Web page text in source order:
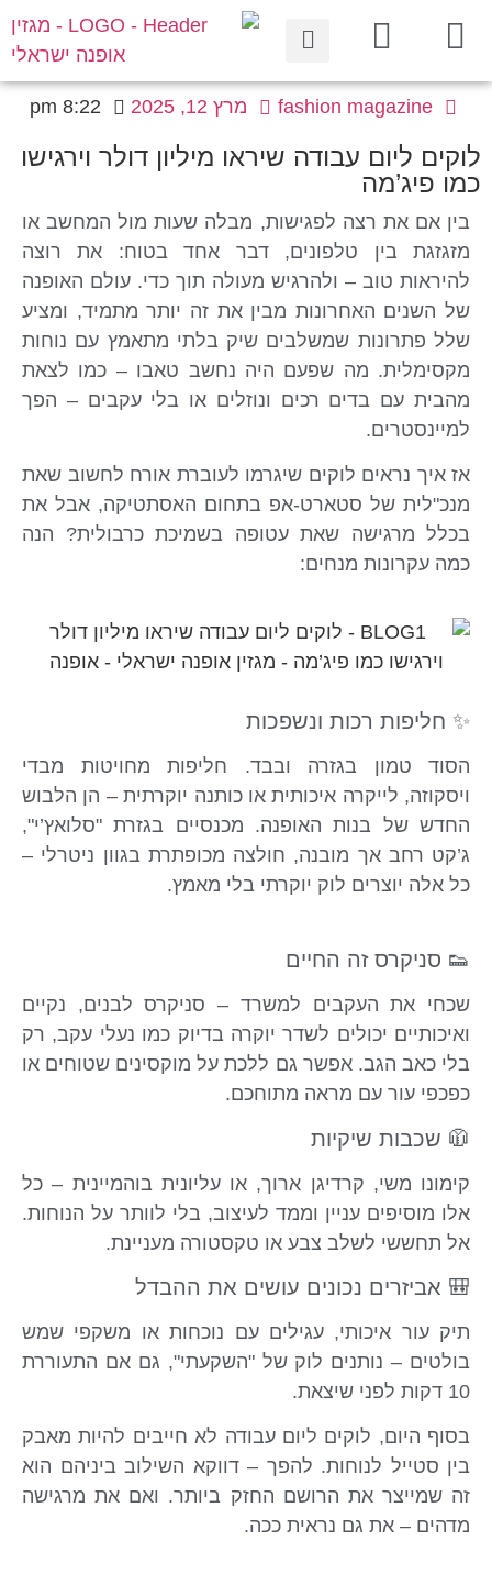
fashion magazine מרץ 12, 2025 8:22 pm
לוקים ליום עבודה שיראו מיליון דולר וירגישו
כמו פיג’מה
בין אם את רצה לפגישות, מבלה שעות מול המחשב או
מזגזגת בין טלפונים, דבר אחד בטוח: את רוצה
להיראות טוב – ולהרגיש מעולה תוך כדי. עולם האופנה
של השנים האחרונות מבין את זה יותר מתמיד, ומציע
שלל פתרונות שמשלבים שיק בלתי מתאמץ עם נוחות
מקסימלית. מה שפעם היה נחשב טאבו – כמו לצאת
מהבית עם בדים רכים ונוזלים או בלי עקבים – הפך
למיינסטרים.
אז איך נראים לוקים שיגרמו לעוברת אורח לחשוב שאת
מנכ"לית של סטארט-אפ בתחום האסתטיקה, אבל את
בכלל מרגישה שאת עטופה בשמיכת כרבולית? הנה
כמה עקרונות מנחים:
✨ חליפות רכות ונשפכות
הסוד טמון בגזרה ובבד. חליפות מחויטות מבדי
ויסקוזה, לייקרה איכותית או כותנה יוקרתית – הן הלבוש
החדש של בנות האופנה. מכנסיים בגזרת "סלואץ’י",
ג’קט רחב אך מובנה, חולצה מכופתרת בגוון ניטרלי –
כל אלה יוצרים לוק יוקרתי בלי מאמץ.
👟 סניקרס זה החיים
שכחי את העקבים למשרד – סניקרס לבנים, נקיים
ואיכותיים יכולים לשדר יוקרה בדיוק כמו נעלי עקב, רק
בלי כאב הגב. אפשר גם ללכת על מוקסינים שטוחים או
כפכפי עור עם מראה מתוחכם.
🧥 שכבות שיקיות
קימונו משי, קרדיגן ארוך, או עליונית בוהמיינית – כל
אלו מוסיפים עניין וממד לעיצוב, בלי לוותר על הנוחות.
אל תחששי לשלב צבע או טקסטורה מעניינת.
🎒 אביזרים נכונים עושים את ההבדל
תיק עור איכותי, עגילים עם נוכחות או משקפי שמש
בולטים – נותנים לוק של "השקעתי", גם אם התעוררת
10 דקות לפני שיצאת.
בסוף היום, לוקים ליום עבודה לא חייבים להיות מאבק
בין סטייל לנוחות. להפך – דווקא השילוב ביניהם הוא
זה שמייצר את הרושם החזק ביותר. ואם את מרגישה
מדהים – את גם נראית ככה.